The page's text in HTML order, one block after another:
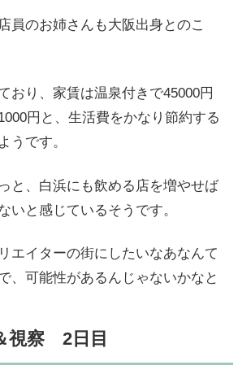
員のお姉さんも大阪出身とのこ
おり、家賃は温泉付きで45000円
円と、生活費をかなり節約する
うです。
と、白浜にも飲める店を増やせば
いと感じているそうです。
エイターの街にしたいなあなんて
、可能性があるんじゃないかなと
視察 2日目